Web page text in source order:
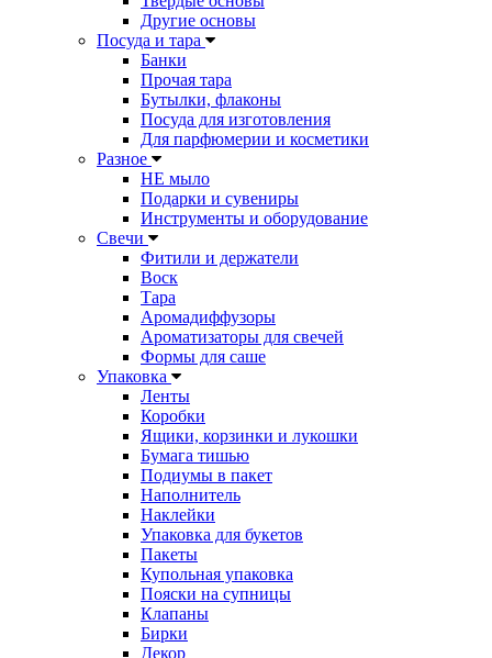
Другие основы
Посуда и тара
Банки
Прочая тара
Бутылки, флаконы
Посуда для изготовления
Для парфюмерии и косметики
Разное
НЕ мыло
Подарки и сувениры
Инструменты и оборудование
Свечи
Фитили и держатели
Воск
Тара
Аромадиффузоры
Ароматизаторы для свечей
Формы для саше
Упаковка
Ленты
Коробки
Ящики, корзинки и лукошки
Бумага тишью
Подиумы в пакет
Наполнитель
Наклейки
Упаковка для букетов
Пакеты
Купольная упаковка
Пояски на супницы
Клапаны
Бирки
Декор